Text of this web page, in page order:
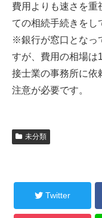
費用よりも速さを重
ての相続手続きをし
※銀行が窓口となっ
すが、費用の相場は
接士業の事務所に依
注意が必要です。
未分類
Twitter